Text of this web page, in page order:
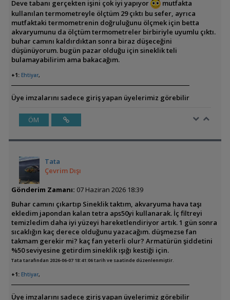
Deve tabanı gerçekten işini çok iyi yapıyor
mutfakta
kullanılan termometreyle ölçtüm 29 çıktı bu sefer, ayrıca
mutfaktaki termometrenin doğruluğunu ölçmek için betta
akvaryumunu da ölçtüm termometreler birbiriyle uyumlu çıktı.
buhar camını kaldırdıktan sonra biraz düşeceğini
düşünüyorum. bugün pazar olduğu için sineklik teli
bulamayabilirim ama bakacağım.
+1: Ehtiyar,
Üye imzalarını sadece giriş yapan üyelerimiz görebilir
ÖM
Tata
Çevrim Dışı
Gönderim Zamanı: 07 Haziran 2026 18:39
Buhar camını çıkartıp Sineklik taktım, akvaryuma hava taşı
ekledim japondan kalan tetra aps50yi kullanarak. İç filtreyi
temizledim daha iyi yüzeyi hareketlendiriyor artık. 1 gün sonra
sıcaklığın kaç derece olduğunu yazacağım. düşmezse fan
takmam gerekir mi? kaç fan yeterli olur? Armatürün şiddetini
%50 seviyesine getirdim sineklik ışığı kestiği için.
Tata tarafından 2026-06-07 18:41:06 tarih ve saatinde düzenlenmiştir.
+1: Ehtiyar,
Üye imzalarını sadece giriş yapan üyelerimiz görebilir